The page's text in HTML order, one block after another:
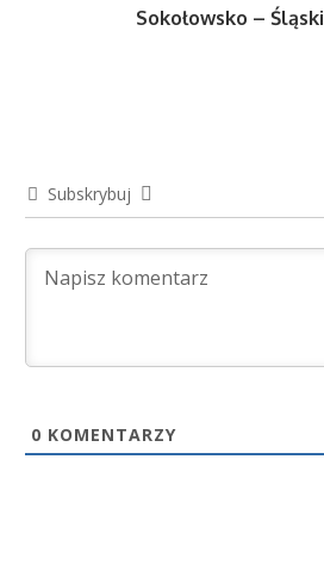
Sokołowsko –
Subskrybuj
0 KOMENTARZY